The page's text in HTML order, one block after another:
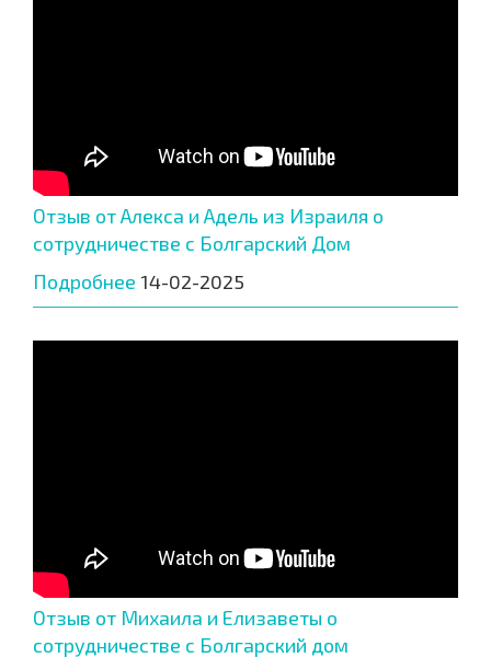
Отзыв от Алекса и Адель из Израиля о
сотрудничестве с Болгарский Дом
Подробнее 14-02-2025
Отзыв от Михаила и Елизаветы о
сотрудничестве с Болгарский дом